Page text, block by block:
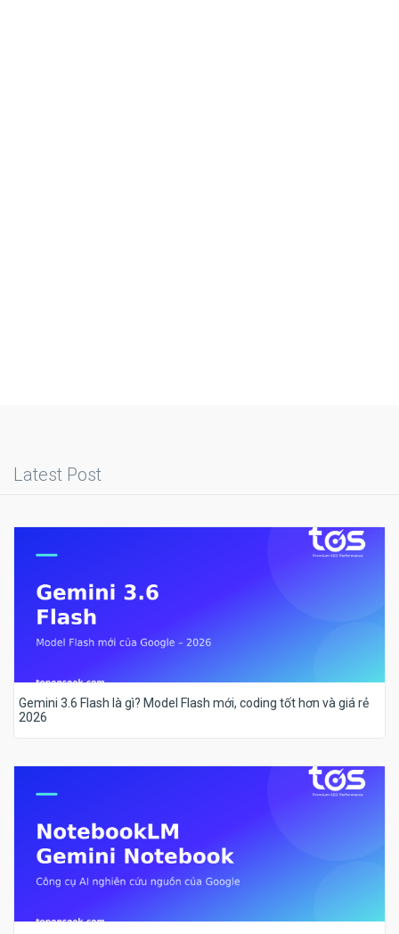
Latest Post
Gemini 3.6 Flash là gì? Model Flash mới, coding tốt hơn và giá rẻ
2026